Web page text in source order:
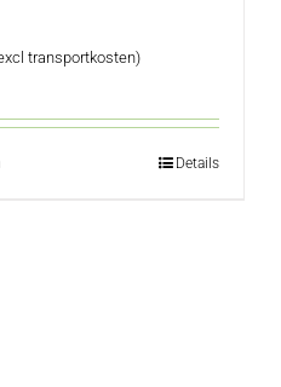
transportkosten)
Details